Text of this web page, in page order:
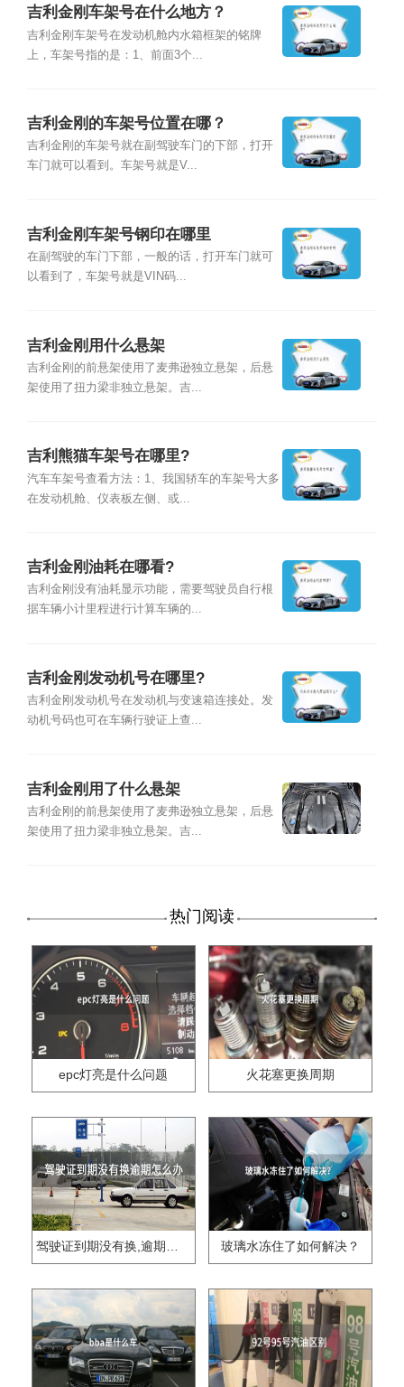
吉利金刚车架号在什么地方？
吉利金刚车架号在发动机舱内水箱框架的铭牌
上，车架号指的是：1、前面3个...
吉利金刚的车架号位置在哪？
吉利金刚的车架号就在副驾驶车门的下部，打开
车门就可以看到。车架号就是V...
吉利金刚车架号钢印在哪里
在副驾驶的车门下部，一般的话，打开车门就可
以看到了，车架号就是VIN码...
吉利金刚用什么悬架
吉利金刚的前悬架使用了麦弗逊独立悬架，后悬
架使用了扭力梁非独立悬架。吉...
吉利熊猫车架号在哪里?
汽车车架号查看方法：1、我国轿车的车架号大多
在发动机舱、仪表板左侧、或...
吉利金刚油耗在哪看?
吉利金刚没有油耗显示功能，需要驾驶员自行根
据车辆小计里程进行计算车辆的...
吉利金刚发动机号在哪里?
吉利金刚发动机号在发动机与变速箱连接处。发
动机号码也可在车辆行驶证上查...
吉利金刚用了什么悬架
吉利金刚的前悬架使用了麦弗逊独立悬架，后悬
架使用了扭力梁非独立悬架。吉...
热门阅读
epc灯亮是什么问题 火花塞更换周期
驾驶证到期没有换,逾期怎么办?? 玻璃水冻住了如何解决？